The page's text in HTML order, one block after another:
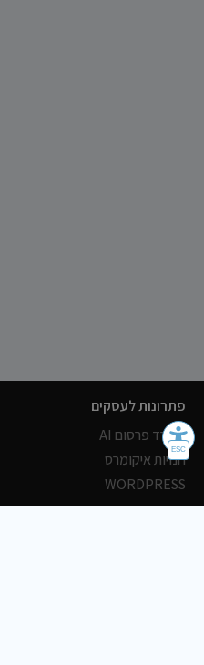
פתרונות לעסקים
משרד פרסום AI
חנויות איקומרס
WORDPRESS
אחסון ושרתים